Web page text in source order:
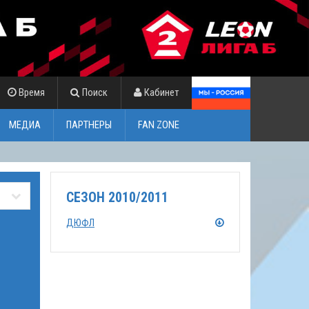
Время Поиск Кабинет
МЕДИА ПАРТНЕРЫ FAN ZONE
СЕЗОН 2010/2011
ДЮФЛ